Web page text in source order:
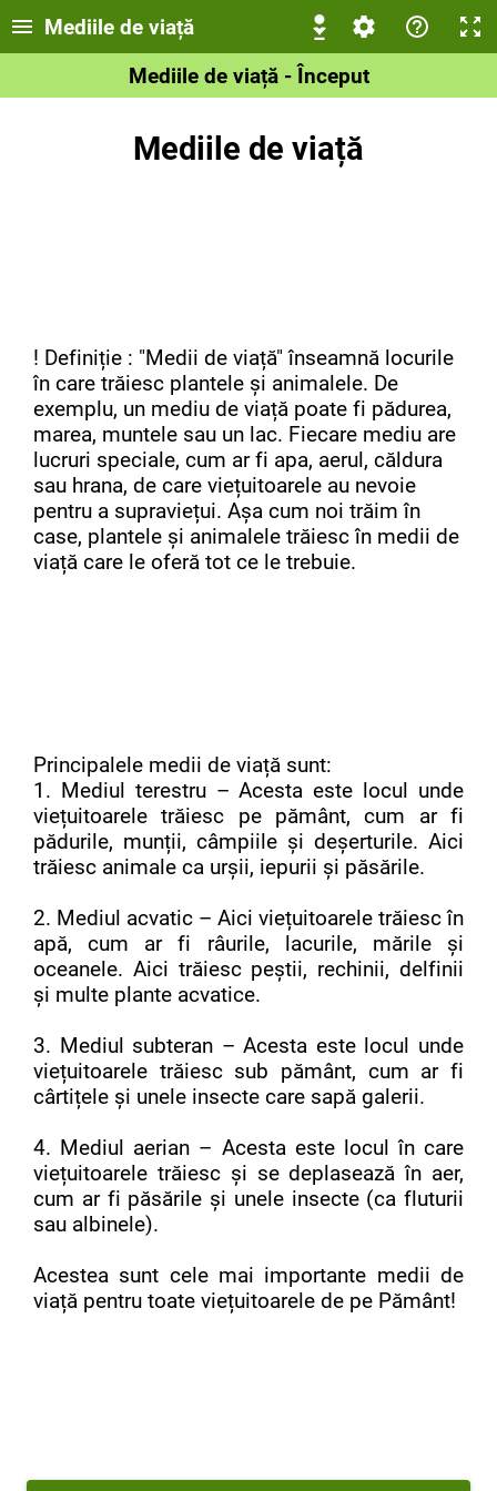
Mediile de viață
Mediile de viață - Început
Mediile de viață
! Definiție : "Medii de viață" înseamnă locurile
în care trăiesc plantele și animalele. De
exemplu, un mediu de viață poate fi pădurea,
marea, muntele sau un lac. Fiecare mediu are
lucruri speciale, cum ar fi apa, aerul, căldura
sau hrana, de care viețuitoarele au nevoie
pentru a supraviețui. Așa cum noi trăim în
case, plantele și animalele trăiesc în medii de
viață care le oferă tot ce le trebuie.
Principalele medii de viață sunt:
1. Mediul terestru – Acesta este locul unde
viețuitoarele trăiesc pe pământ, cum ar fi
pădurile, munții, câmpiile și deșerturile. Aici
trăiesc animale ca urșii, iepurii și păsările.
2. Mediul acvatic – Aici viețuitoarele trăiesc în
apă, cum ar fi râurile, lacurile, mările și
oceanele. Aici trăiesc peștii, rechinii, delfinii
și multe plante acvatice.
3. Mediul subteran – Acesta este locul unde
viețuitoarele trăiesc sub pământ, cum ar fi
cârtițele și unele insecte care sapă galerii.
4. Mediul aerian – Acesta este locul în care
viețuitoarele trăiesc și se deplasează în aer,
cum ar fi păsările și unele insecte (ca fluturii
sau albinele).
Acestea sunt cele mai importante medii de
viață pentru toate viețuitoarele de pe Pământ!